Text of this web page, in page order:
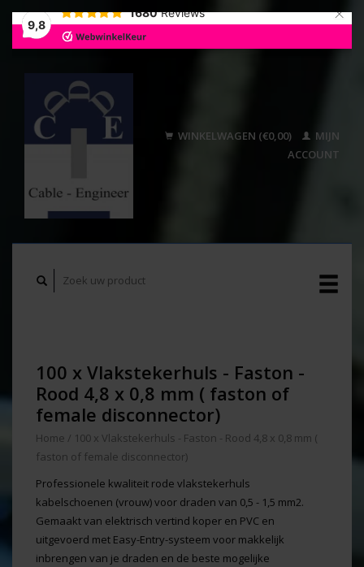
9,8
1680 Reviews ×
WINKELWAGEN (€0,00)
MIJN
ACCOUNT
100 x Vlakstekerhuls - Faston -
Rood 4,8 x 0,8 mm ( faston of
female disconnector)
Home / 100 x Vlakstekerhuls - Faston - Rood 4,8 x 0,8 mm (
faston of female disconnector)
Professionele kwaliteit rode vlakstekerhuls
kabelschoenen (vrouw) voor draden van 0,5 - 1,5 mm2.
Gemaakt van elektrisch vertind koper en PVC en
uitgevoerd met Easy-Entry-systeem voor makkelijk
inbrengen van je draden en de beste mogelijke